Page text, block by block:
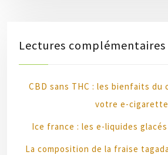
Lectures complémentaires
CBD sans THC : les bienfaits du
votre e-cigarette
Ice france : les e-liquides
La composition de la fraise